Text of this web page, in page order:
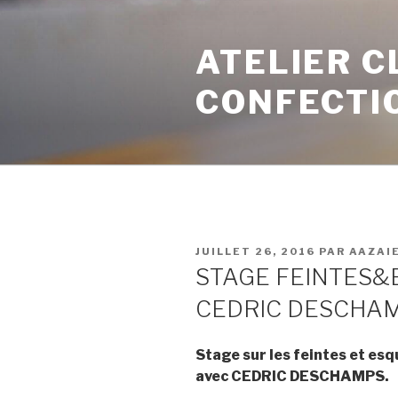
ATELIER
JUILLET 26, 2016 PAR
STAGE
CEDRIC
Stage sur les feintes et
avec CEDRIC DESCHAMPS.